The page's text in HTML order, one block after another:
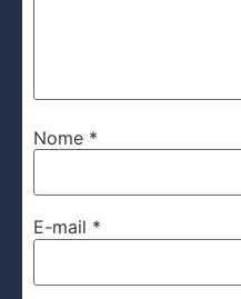
Nome *
E-mail *